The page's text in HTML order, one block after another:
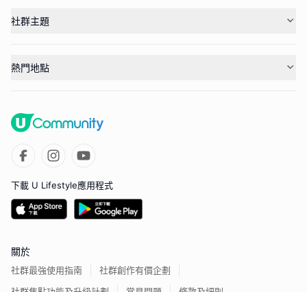
社群主題
熱門地點
下載 U Lifestyle應用程式
關於
社群最強使用指南
社群創作有價企劃